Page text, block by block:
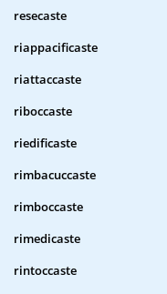
resecaste
riappacificaste
riattaccaste
riboccaste
riedificaste
rimbacuccaste
rimboccaste
rimedicaste
rintoccaste